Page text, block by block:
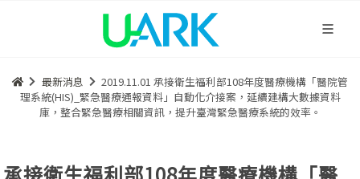
最新消息
2019.11.01 承接衛生福利部108年度醫療機構「醫院管
理系統(HIS)_緊急醫療通報資料」自動化介接案，延續建構大數據資料
庫，整合緊急醫療相關資訊，提升臺灣緊急醫療系統的效率。